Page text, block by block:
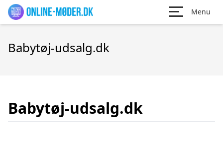
Menu
Babytøj-udsalg.dk
Babytøj-udsalg.dk